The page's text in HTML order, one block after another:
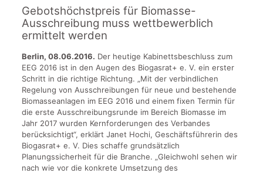
Gebotshöchstpreis für Biomasse-
Ausschreibung muss wettbewerblich
ermittelt werden
Berlin, 08.06.2016. Der heutige Kabinettsbeschluss zum
EEG 2016 ist in den Augen des Biogasrat+ e. V. ein erster
Schritt in die richtige Richtung. „Mit der verbindlichen
Regelung von Ausschreibungen für neue und bestehende
Biomasseanlagen im EEG 2016 und einem fixen Termin für
die erste Ausschreibungsrunde im Bereich Biomasse im
Jahr 2017 wurden Kernforderungen des Verbandes
berücksichtigt“, erklärt Janet Hochi, Geschäftsführerin des
Biogasrat+ e. V. Dies schaffe grundsätzlich
Planungssicherheit für die Branche. „Gleichwohl sehen wir
nach wie vor die konkrete Umsetzung des